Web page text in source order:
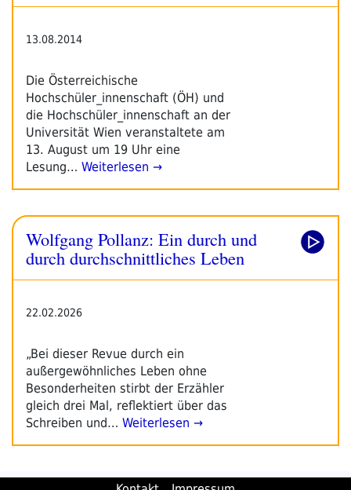
13.08.2014
Die Österreichische
Hochschüler_innenschaft (ÖH) und
die Hochschüler_innenschaft an der
Universität Wien veranstaltete am
13. August um 19 Uhr eine
Lesung… Weiterlesen →
Wolfgang Pollanz: Ein durch und
durch durchschnittliches Leben
22.02.2026
„Bei dieser Revue durch ein
außergewöhnliches Leben ohne
Besonderheiten stirbt der Erzähler
gleich drei Mal, reflektiert über das
Schreiben und… Weiterlesen →